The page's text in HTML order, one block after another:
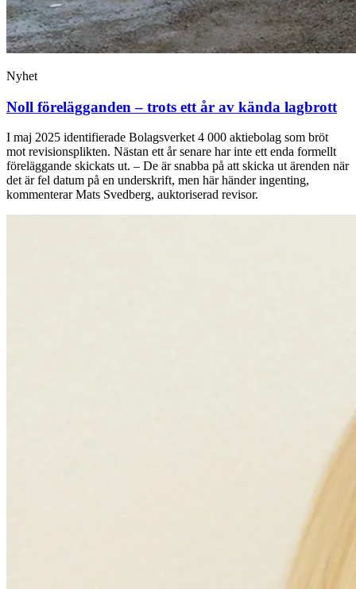
Nyhet
Noll förelägganden – trots ett år av kända lagbrott
I maj 2025 identifierade Bolagsverket 4 000 aktiebolag som bröt
mot revisionsplikten. Nästan ett år senare har inte ett enda formellt
föreläggande skickats ut. – De är snabba på att skicka ut ärenden när
det är fel datum på en underskrift, men här händer ingenting,
kommenterar Mats Svedberg, auktoriserad revisor.